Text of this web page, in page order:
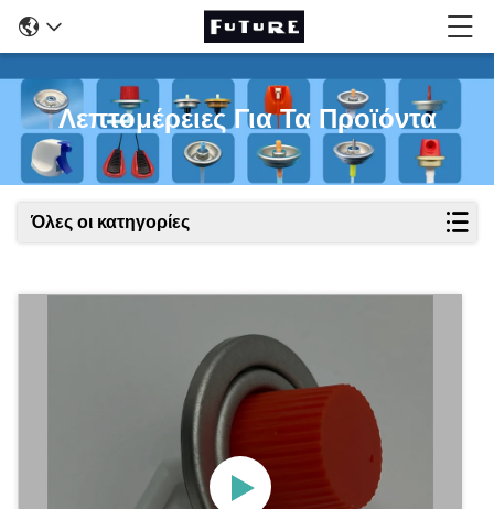
Λεπτομέρειες Για Τα Προϊόντα
Όλες οι κατηγορίες